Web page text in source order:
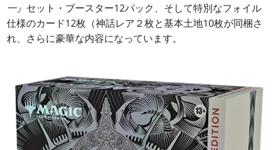
一』 セット・ブースター12パック、そして特別なフォイル
仕様のカード12枚（神話レア２枚と基本土地10枚が同梱さ
れ、さらに豪華な内容になっています。